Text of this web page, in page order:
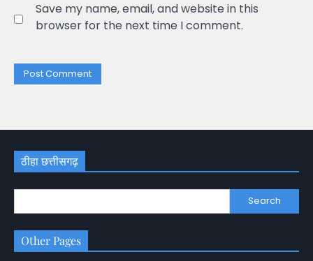
Save my name, email, and website in this
browser for the next time I comment.
ठीहा छत्तीसगढ़
Search
Other Pages